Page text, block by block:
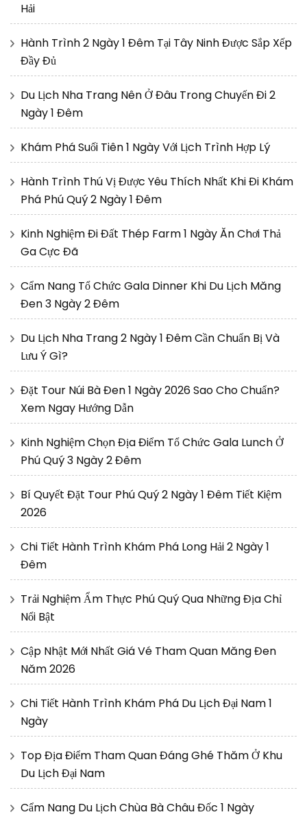
Hải
Hành Trình 2 Ngày 1 Đêm Tại Tây Ninh Được Sắp Xếp
Đầy Đủ
Du Lịch Nha Trang Nên Ở Đâu Trong Chuyến Đi 2
Ngày 1 Đêm
Khám Phá Suối Tiên 1 Ngày Với Lịch Trình Hợp Lý
Hành Trình Thú Vị Được Yêu Thích Nhất Khi Đi Khám
Phá Phú Quý 2 Ngày 1 Đêm
Kinh Nghiệm Đi Đất Thép Farm 1 Ngày Ăn Chơi Thả
Ga Cực Đã
Cẩm Nang Tổ Chức Gala Dinner Khi Du Lịch Măng
Đen 3 Ngày 2 Đêm
Du Lịch Nha Trang 2 Ngày 1 Đêm Cần Chuẩn Bị Và
Lưu Ý Gì?
Đặt Tour Núi Bà Đen 1 Ngày 2026 Sao Cho Chuẩn?
Xem Ngay Hướng Dẫn
Kinh Nghiệm Chọn Địa Điểm Tổ Chức Gala Lunch Ở
Phú Quý 3 Ngày 2 Đêm
Bí Quyết Đặt Tour Phú Quý 2 Ngày 1 Đêm Tiết Kiệm
2026
Chi Tiết Hành Trình Khám Phá Long Hải 2 Ngày 1
Đêm
Trải Nghiệm Ẩm Thực Phú Quý Qua Những Địa Chỉ
Nổi Bật
Cập Nhật Mới Nhất Giá Vé Tham Quan Măng Đen
Năm 2026
Chi Tiết Hành Trình Khám Phá Du Lịch Đại Nam 1
Ngày
Top Địa Điểm Tham Quan Đáng Ghé Thăm Ở Khu
Du Lịch Đại Nam
Cẩm Nang Du Lịch Chùa Bà Châu Đốc 1 Ngày